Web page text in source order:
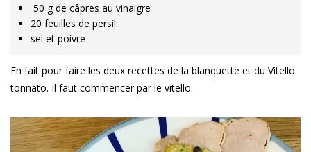
50 g de câpres au vinaigre
20 feuilles de persil
sel et poivre
En fait pour faire les deux recettes de la blanquette et du Vitello
tonnato. Il faut commencer par le vitello.